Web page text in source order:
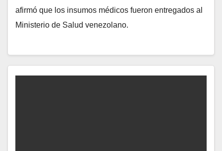
afirmó que los insumos médicos fueron entregados al
Ministerio de Salud venezolano.